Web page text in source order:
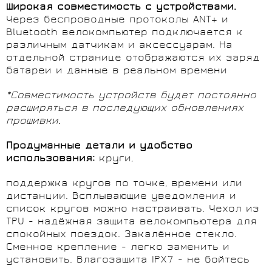
Широкая совместимость с устройствами.
Через беспроводные протоколы ANT+ и
Bluetooth велокомпьютер подключается к
различным датчикам и аксессуарам. На
отдельной странице отображаются их заряд
батареи и данные в реальном времени
*Совместимость устройств будет постоянно
расширяться в последующих обновлениях
прошивки.
Продуманные детали и удобство
использования: круги,
поддержка кругов по точке, времени или
дистанции. Всплывающие уведомления и
список кругов можно настраивать. Чехол из
TPU - надёжная защита велокомпьютера для
спокойных поездок. Закалённое стекло.
Сменное крепление - легко заменить и
установить. Влагозащита IPX7 - не бойтесь